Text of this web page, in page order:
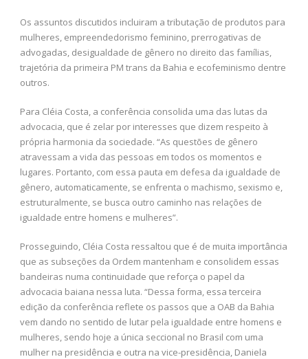
Os assuntos discutidos incluiram a tributação de produtos para
mulheres, empreendedorismo feminino, prerrogativas de
advogadas, desigualdade de gênero no direito das famílias,
trajetória da primeira PM trans da Bahia e ecofeminismo dentre
outros.
Para Cléia Costa, a conferência consolida uma das lutas da
advocacia, que é zelar por interesses que dizem respeito à
própria harmonia da sociedade. “As questões de gênero
atravessam a vida das pessoas em todos os momentos e
lugares. Portanto, com essa pauta em defesa da igualdade de
gênero, automaticamente, se enfrenta o machismo, sexismo e,
estruturalmente, se busca outro caminho nas relações de
igualdade entre homens e mulheres”.
Prosseguindo, Cléia Costa ressaltou que é de muita importância
que as subseções da Ordem mantenham e consolidem essas
bandeiras numa continuidade que reforça o papel da
advocacia baiana nessa luta. “Dessa forma, essa terceira
edição da conferência reflete os passos que a OAB da Bahia
vem dando no sentido de lutar pela igualdade entre homens e
mulheres, sendo hoje a única seccional no Brasil com uma
mulher na presidência e outra na vice-presidência, Daniela